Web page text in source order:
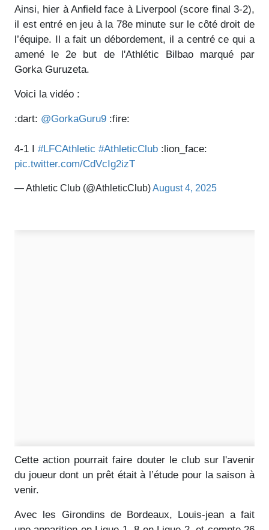
Ainsi, hier à Anfield face à Liverpool (score final 3-2),
il est entré en jeu à la 78e minute sur le côté droit de
l’équipe. Il a fait un débordement, il a centré ce qui a
amené le 2e but de l'Athlétic Bilbao marqué par
Gorka Guruzeta.
Voici la vidéo :
:dart: @GorkaGuru9 :fire:
4-1 I #LFCAthletic #AthleticClub :lion_face:
pic.twitter.com/CdVcIg2izT
— Athletic Club (@AthleticClub)August 4, 2025
Cette action pourrait faire douter le club sur l'avenir
du joueur dont un prêt était à l’étude pour la saison à
venir.
Avec les Girondins de Bordeaux, Louis-jean a fait